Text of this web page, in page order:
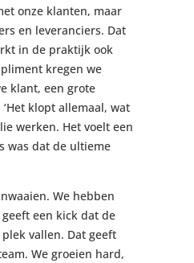
onze klanten, maar
en leveranciers. Dat
in de praktijk ook
kregen we
klant, een grote
klopt allemaal, wat
werken. Het voelt een
was dat de ultieme
We hebben
een kick dat de
vallen. Dat geeft
We groeien hard,